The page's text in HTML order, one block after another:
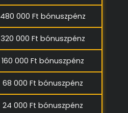
480 000 Ft bónuszpénz
320 000 Ft bónuszpénz
160 000 Ft bónuszpénz
68 000 Ft bónuszpénz
24 000 Ft bónuszpénz